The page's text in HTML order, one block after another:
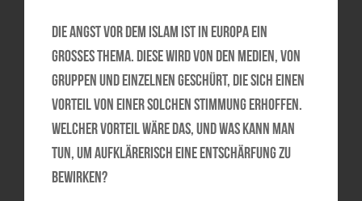
Die Angst vor dem Islam ist in Europa ein
großes Thema. Diese wird von den Medien, von
Gruppen und Einzelnen geschürt, die sich einen
Vorteil von einer solchen Stimmung erhoffen.
Welcher Vorteil wäre das, und was kann man
tun, um aufklärerisch eine Entschärfung zu
bewirken?